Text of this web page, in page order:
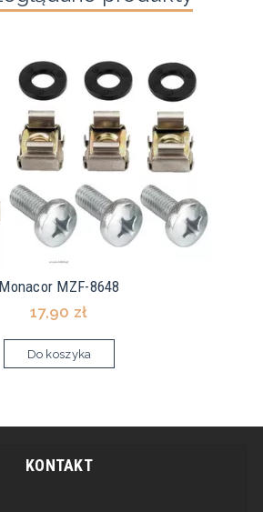
Monacor MZF-8648
17,90 zł
Do koszyka
KONTAKT